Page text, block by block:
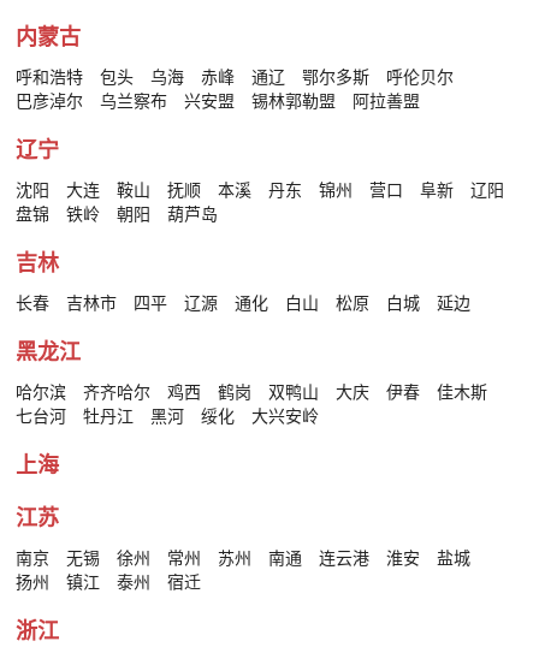
内蒙古
呼和浩特 包头 乌海 赤峰 通辽 鄂尔多斯
呼伦贝尔
巴彦淖尔
乌兰察布 兴安盟 锡林郭勒盟 阿拉善盟
辽宁
沈阳 大连 鞍山 抚顺 本溪 丹东 锦州 营口 阜新
辽阳
盘锦
铁岭 朝阳 葫芦岛
吉林
长春 吉林市 四平 辽源 通化 白山 松原 白城 延边
黑龙江
哈尔滨 齐齐哈尔 鸡西 鹤岗 双鸭山 大庆 伊春
佳木斯
七台河
牡丹江 黑河 绥化 大兴安岭
上海
江苏
南京 无锡 徐州 常州 苏州 南通 连云港 淮安
盐城
扬州
镇江 泰州 宿迁
浙江